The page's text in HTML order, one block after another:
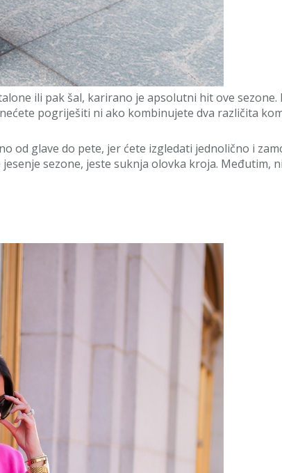
ili pak šal, karirano je apsolutni hit ove
pogriješiti ni ako kombinujete dva različita
od glave do pete, jer ćete izgledati jednolično i
sezone, jeste suknja olovka kroja.